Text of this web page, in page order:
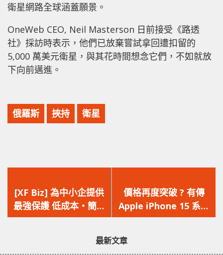
衛星網路全球涵蓋願景。
OneWeb CEO, Neil Masterson 日前接受《路透
社》採訪時表示，他們已放棄嘗試拿回遭扣留的
5,000 萬美元衛星，與其花時間想念它們，不如就放
下向前邁進。
俄羅斯 挾持 衛星
一
篇
文
[XF Biz] 為中小企提供
最強保護 低成本‧簡單
易用‧企業級保護
一
篇
文
價格再度突破 ? 有傳
Apple iPhone 15 系列
手機價格因硬件成本提
最新文章